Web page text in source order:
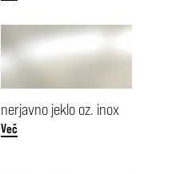
nerjavno jeklo oz. inox
Več